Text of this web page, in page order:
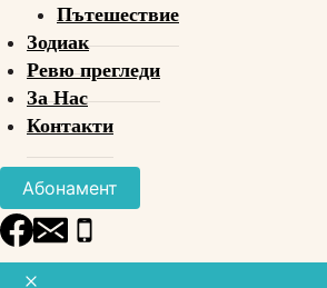
Пътешествие
Зодиак
Ревю прегледи
За Нас
Контакти
Абонамент